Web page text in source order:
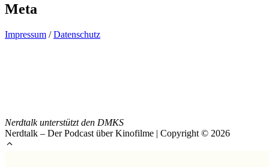
Meta
Impressum /Datenschutz
Nerdtalk unterstützt den DMKS
Nerdtalk – Der Podcast über Kinofilme | Copyright © 2026